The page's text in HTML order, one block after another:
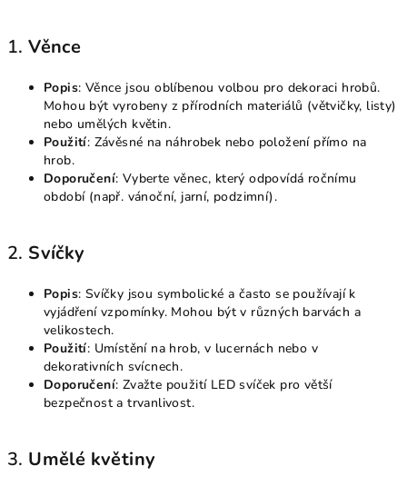
1.Věnce
Popis: Věnce jsou oblíbenou volbou pro dekoraci hrobů.
Mohou být vyrobeny z přírodních materiálů (větvičky, listy)
nebo umělých květin.
Použití: Závěsné na náhrobek nebo položení přímo na
hrob.
Doporučení: Vyberte věnec, který odpovídá ročnímu
období (např. vánoční, jarní, podzimní).
2. Svíčky
Popis: Svíčky jsou symbolické a často se používají k
vyjádření vzpomínky. Mohou být v různých barvách a
velikostech.
Použití: Umístění na hrob, v lucernách nebo v
dekorativních svícnech.
Doporučení: Zvažte použití LED svíček pro větší
bezpečnost a trvanlivost.
3. Umělé květiny